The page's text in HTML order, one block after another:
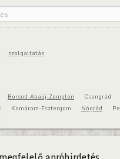
szolgaltatás
Borsod-Abaúj-Zemplén
Csongrád
Komárom-Esztergom Nógrád